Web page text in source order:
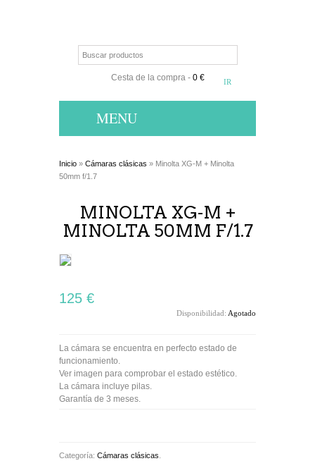
Cesta de la compra- 0 €
MENU
Inicio » Cámaras clásicas » Minolta XG-M + Minolta
50mm f/1.7
MINOLTA XG-M +
MINOLTA 50MM F/1.7
125 €
Disponibilidad: Agotado
La cámara se encuentra en perfecto estado de
funcionamiento.
Ver imagen para comprobar el estado estético.
La cámara incluye pilas.
Garantía de 3 meses.
Categoría: Cámaras clásicas